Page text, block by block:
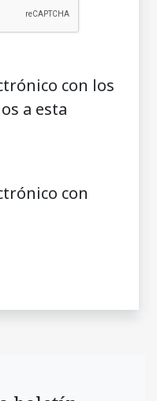
con los
a esta
con